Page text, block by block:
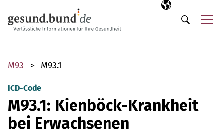
Ausgewählte
DE
Suche
M93 M93.1
ICD-Code
M93.1: Kienböck-Krankheit
bei Erwachsenen